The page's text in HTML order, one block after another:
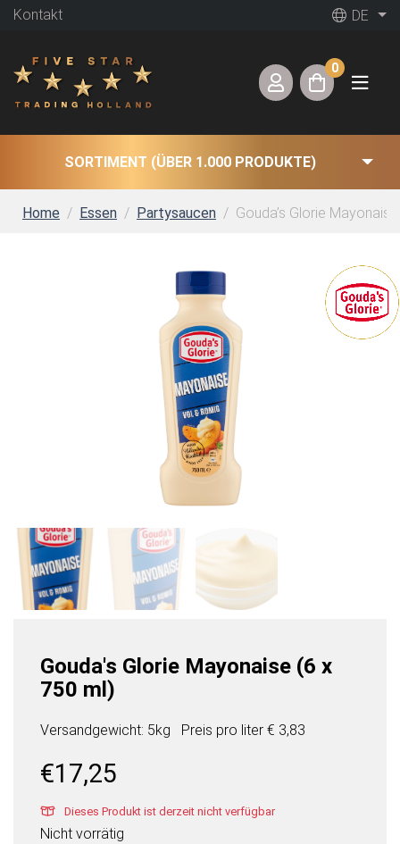
Kontakt DE
0
SORTIMENT (ÜBER 1.000 PRODUKTE)
Home Essen Partysaucen Gouda’s Glorie
Gouda's Glorie Mayonaise (6 x
750 ml)
Versandgewicht: 5kg Preis pro liter € 3,83
€17,25
Dieses Produkt ist derzeit nicht verfügbar
Nicht vorrätig